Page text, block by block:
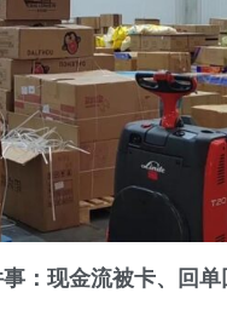
： 现金流被卡、回